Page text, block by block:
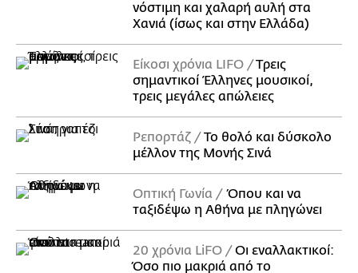
νόστιμη και χαλαρή αυλή στα
Χανιά (ίσως και στην Ελλάδα)
Είκοσι χρόνια LIFO
Tρεις
σημαντικοί Έλληνες μουσικοί,
τρεις μεγάλες απώλειες
Ρεπορτάζ
Το θολό και δύσκολο
μέλλον της Μονής Σινά
Οπτική Γωνία
Όπου και να
ταξιδέψω η Αθήνα με πληγώνει
20 χρόνια LiFO
Οι εναλλακτικοί:
Όσο πιο μακριά από το